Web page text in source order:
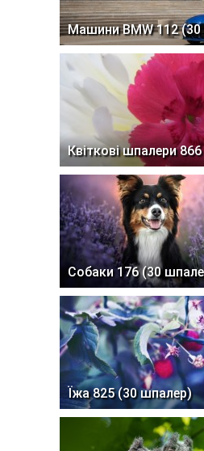
Машини BMW 112
Квіткові шпалери
Собаки 176 (30
Їжа 825 (30 шпалер)